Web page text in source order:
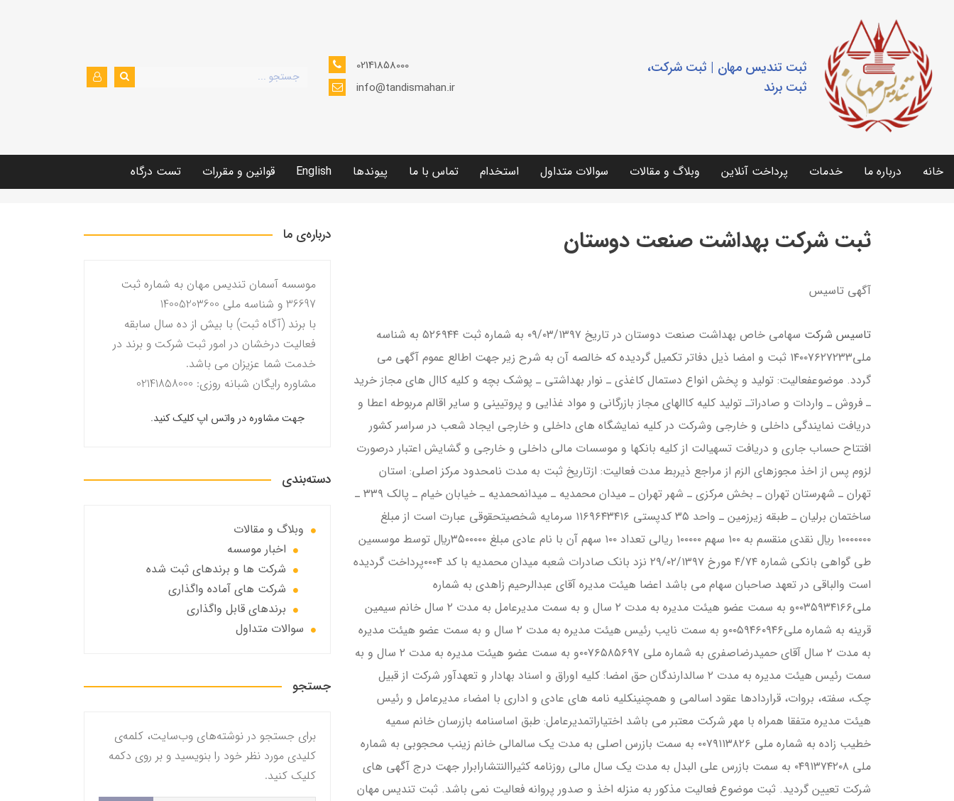
ثبت تندیس مهان | ثبت شرکت،
ثبت برند
02141858000
info@tandismahan.ir
خانه درباره ما خدمات پرداخت آنلاین وبلاگ و مقالات سوالات متداول استخدام تماس با ما پیوندها English قوانین و مقررات تست درگاه
ثبت شرکت بهداشت صنعت دوستان
آگهي تاسيس
تاسيس شركت
سهامي خاص بهداشت صنعت دوستان در تاريخ ۰۹/۰۳/۱۳۹۷ به شماره ثبت ۵۲۶۹۴۴ به شناسه
ملي۱۴۰۰۷۶۲۷۲۳۳ ثبت و امضا ذيل دفاتر تكميل گرديده كه خالصه آن به شرح زير جهت اطالع عموم آگهي مي
گردد. موضوعفعاليت: توليد و پخش انواع دستمال كاغذي ـ نوار بهداشتي ـ پوشک بچه و كليه كاال هاي مجاز خريد
ـ فروش ـ واردات و صادراتـ توليد كليه كاالهاي مجاز بازرگاني و مواد غذايي و پروتييني و ساير اقالم مربوطه اعطا و
دريافت نمايندگي داخلي و خارجي وشركت در كليه نمايشگاه هاي داخلي و خارجي ايجاد شعب در سراسر كشور
افتتاح حساب جاري و دريافت تسهيالت از كليه بانکها و موسسات مالي داخلي و خارجي و گشايش اعتبار درصورت
لزوم پس از اخذ مجوزهاي الزم از مراجع ذيربط مدت فعاليت: ازتاريخ ثبت به مدت نامحدود مركز اصلي: استان
تهران ـ شهرستان تهران ـ بخش مركزي ـ شهر تهران ـ ميدان محمديه ـ ميدانمحمديه ـ خيابان خيام ـ پالک ۳۳۹ ـ
ساختمان برليان ـ طبقه زيرزمين ـ واحد ۳۵ كدپستي ۱۱۶۹۶۴۳۴۱۶ سرمايه شخصيتحقوقي عبارت است از مبلغ
۱۰۰۰۰۰۰۰ ريال نقدي منقسم به ۱۰۰ سهم ۱۰۰۰۰۰ ريالي تعداد ۱۰۰ سهم آن با نام عادي مبلغ ۳۵۰۰۰۰۰ريال توسط موسسين
طي گواهي بانكي شماره ۴/۷۴ مورخ ۲۹/۰۲/۱۳۹۷ نزد بانک صادرات شعبه ميدان محمديه با كد ۰۰۰۴پرداخت گرديده
است والباقي در تعهد صاحبان سهام مي باشد اعضا هيئت مديره آقاي عبدالرحيم زاهدي به شماره
ملي۰۰۳۵۹۳۴۱۶۶و به سمت عضو هيئت مديره به مدت ۲ سال و به سمت مديرعامل به مدت ۲ سال خانم سيمين
قرينه به شماره ملي۰۰۵۹۴۶۰۹۴۶و به سمت نايب رئيس هيئت مديره به مدت ۲ سال و به سمت عضو هيئت مديره
به مدت ۲ سال آقاي حميدرضاصفري به شماره ملي ۰۰۷۶۵۸۵۶۹۷و به سمت عضو هيئت مديره به مدت ۲ سال و به
سمت رئيس هيئت مديره به مدت ۲ سالدارندگان حق امضا: كليه اوراق و اسناد بهادار و تعهدآور شركت از قبيل
چک، سفته، بروات، قراردادها عقود اسالمي و همچنينكليه نامه هاي عادي و اداري با امضاء مديرعامل و رئيس
هيئت مديره متفقا همراه با مهر شركت معتبر مي باشد اختياراتمديرعامل: طبق اساسنامه بازرسان خانم سميه
خطيب زاده به شماره ملي ۰۰۷۹۱۱۳۸۲۶ به سمت بازرس اصلي به مدت يک سالمالي خانم زينب محجوبي به شماره
ملي ۰۴۹۱۳۷۴۲۰۸ به سمت بازرس علي البدل به مدت يک سال مالي روزنامه كثيراالنتشارابرار جهت درج آگهي هاي
شركت تعيين گرديد. ثبت موضوع فعاليت مذكور به منزله اخذ و صدور پروانه فعاليت نمي باشد. ثبت تندیس مهان
درباره‌ی ما
موسسه آسمان تندیس مهان به شماره ثبت
36697 و شناسه ملی 14005203600
با برند (آگاه ثبت) با بیش از ده سال سابقه
فعالیت درخشان در امور ثبت شرکت و برند در
خدمت شما عزیزان می باشد.
مشاوره رایگان شبانه روزی: 02141858000
جهت مشاوره در واتس اپ کلیک کنید.
دسته‌بندی
وبلاگ و مقالات
اخبار موسسه
شرکت ها و برندهای ثبت شده
شرکت های آماده واگذاری
برندهای قابل واگذاری
سوالات متداول
جستجو
برای جستجو در نوشته‌های وب‌سایت، کلمه‌ی
کلیدی مورد نظر خود را بنویسید و بر روی دکمه
کلیک کنید.